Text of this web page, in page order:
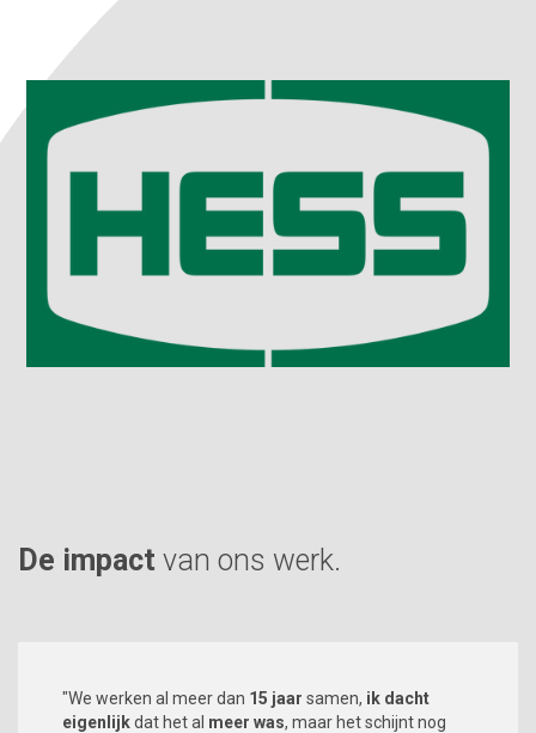
De impact van ons werk.
"We werken al meer dan 15 jaar samen, ik dacht
eigenlijkdat het al meer was, maar het schijnt nog